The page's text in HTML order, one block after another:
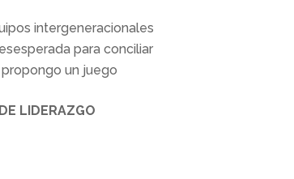
intergeneracionales
para conciliar
un juego
LIDERAZGO